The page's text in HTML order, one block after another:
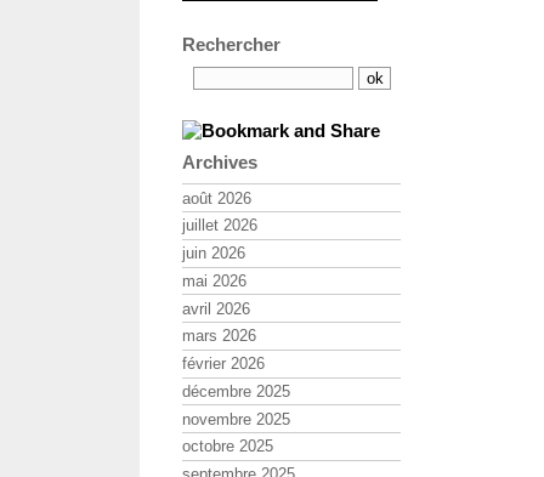
Rechercher
Archives
août 2026
juillet 2026
juin 2026
mai 2026
avril 2026
mars 2026
février 2026
décembre 2025
novembre 2025
octobre 2025